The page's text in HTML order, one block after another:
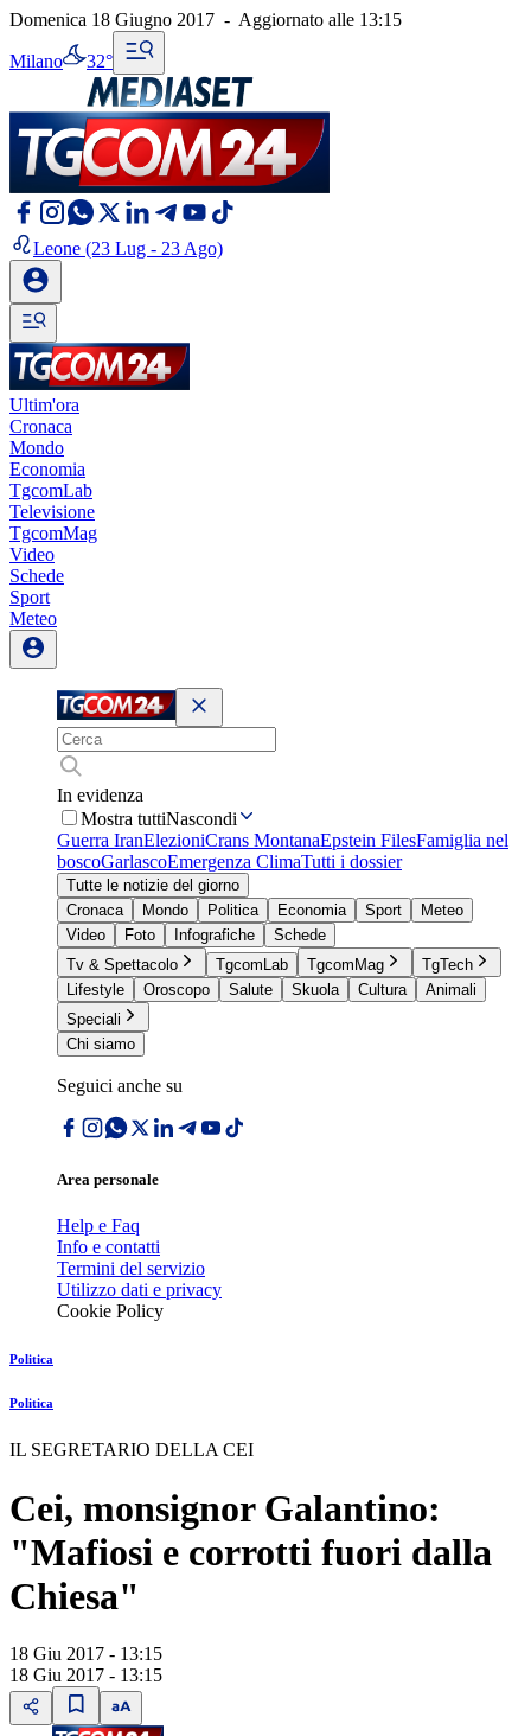
Domenica 18 Giugno 2017 - Aggiornato alle 13:15
Milano 32°
Leone (23 Lug - 23 Ago)
Ultim'ora
Cronaca
Mondo
Economia
TgcomLab
Televisione
TgcomMag
Video
Schede
Sport
Meteo
In evidenza
Mostra tuttiNascondi
Guerra IranElezioniCrans MontanaEpstein FilesFamiglia nel
boscoGarlascoEmergenza ClimaTutti i dossier
Tutte le notizie del giorno
Cronaca
Mondo Politica Economia Sport
Meteo
Video
Foto Infografiche
Schede
Tv & Spettacolo
TgcomLab TgcomMag
TgTech
Lifestyle
Oroscopo Salute Skuola Cultura
Animali
Speciali
Chi siamo
Seguici anche su
Area personale
Help e Faq
Info e contatti
Termini del servizio
Utilizzo dati e privacy
Cookie Policy
Politica
Politica
IL SEGRETARIO DELLA CEI
Cei, monsignor Galantino:
"Mafiosi e corrotti fuori dalla
Chiesa"
18 Giu 2017 - 13:15
18 Giu 2017 - 13:15